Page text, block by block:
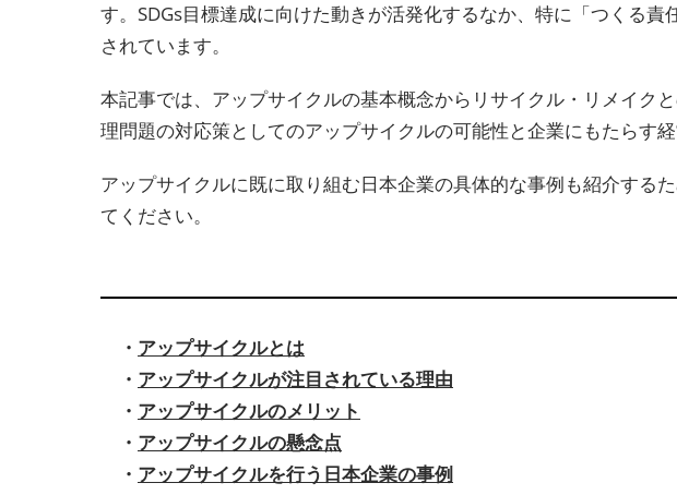
す。SDGs目標達成に向けた動きが活発化するなか、特に「つくる
されています。
本記事では、アップサイクルの基本概念からリサイクル・リメイク
理問題の対応策としてのアップサイクルの可能性と企業にもたらす
アップサイクルに既に取り組む日本企業の具体的な事例も紹介する
てください。
・ アップサイクルとは
・ アップサイクルが注目されている理由
・ アップサイクルのメリット
・ アップサイクルの懸念点
・ アップサイクルを行う日本企業の事例